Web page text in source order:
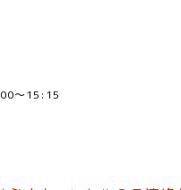
～15:15